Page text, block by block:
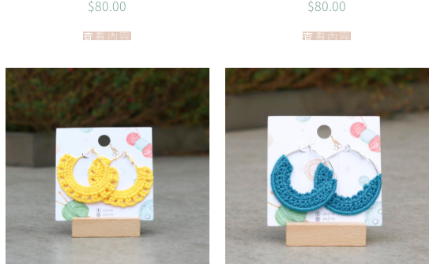
$80.00
查看內容
$80.00
查看內容